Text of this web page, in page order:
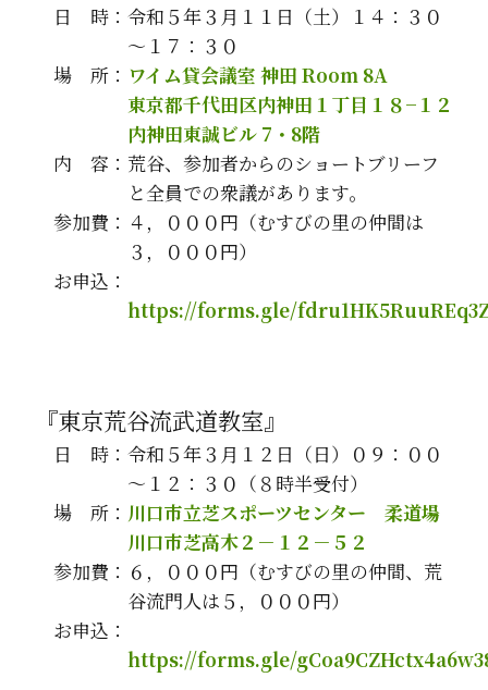
日 時：令和５年３月１１日（土）１４：３０
～１７：３０
場 所： ワイム貸会議室 神田 Room 8A
東京都千代田区内神田１丁目１８−１２
内神田東誠ビル 7・8階
内 容：荒谷、参加者からのショートブリーフ
と全員での衆議があります。
参加費：４，０００円（むすびの里の仲間は
３，０００円）
お申込：
https://forms.gle/
『東京荒谷流武道教室』
日 時：令和５年３月１２日（日）０９：００
～１２：３０（８時半受付）
場 所： 川口市立芝スポーツセンター 柔道場
川口市芝高木２－１２－５２
参加費：６，０００円（むすびの里の仲間、荒
谷流門人は５，０００円）
お申込：
https://forms.gle/